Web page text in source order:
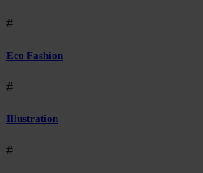
#
Eco Fashion
#
Illustration
#